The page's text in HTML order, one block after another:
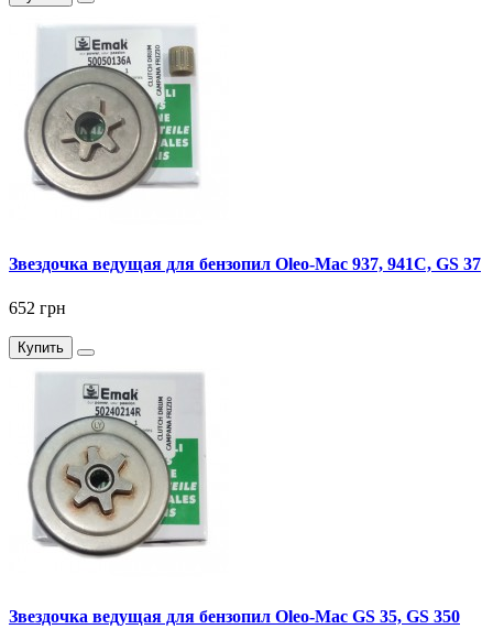
Звездочка ведущая для бензопил Oleo-Mac 937, 941С, GS 37
652 грн
Купить
Звездочка ведущая для бензопил Oleo-Mac GS 35, GS 350